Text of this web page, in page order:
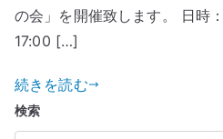
の会」を開催致します。 日時
17:00 […]
続きを読む
検索